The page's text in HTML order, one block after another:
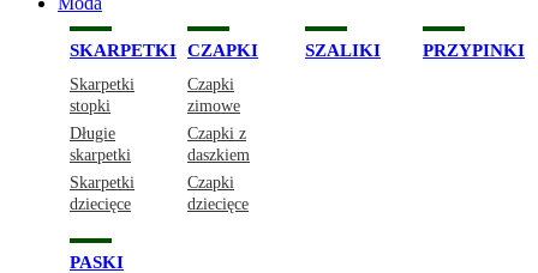
SKARPETKI
Skarpetki
stopki
Długie
skarpetki
Skarpetki
dziecięce
CZAPKI
Czapki
zimowe
Czapki z
daszkiem
Czapki
dziecięce
SZALIKI PRZYPINKI
PASKI